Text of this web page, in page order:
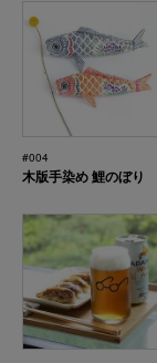
#004
木版手染め 鯉のぼり